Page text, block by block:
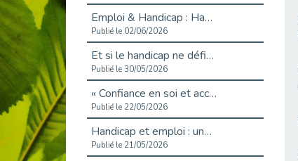
Emploi & Handicap : Hachette Livre et Cap emploi 92 renforcent leur collaboration
Publié le 02/06/2026
Et si le handicap ne définissait plus la carrière ?
Publié le 30/05/2026
« Confiance en soi et acceptation du handicap » : un levier puissant vers l’emploi
Publié le 22/05/2026
Handicap et emploi : une matinée pour briser les tabous
Publié le 21/05/2026